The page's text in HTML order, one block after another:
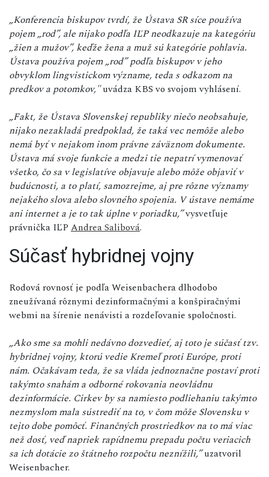
„Konferencia biskupov tvrdí, že Ústava SR síce používa
pojem „rod”, ale nijako podľa IĽP neodkazuje na kategóriu
„žien a mužov”, keďže žena a muž sú kategórie pohlavia.
Ústava používa pojem „rod” podľa biskupov v jeho
obvyklom lingvistickom význame, teda s odkazom na
predkov a potomkov,"uvádza KBS vo svojom vyhlásení.
„Fakt, že Ústava Slovenskej republiky niečo neobsahuje,
nijako nezakladá predpoklad, že taká vec nemôže alebo
nemá byť v nejakom inom právne záväznom dokumente.
Ústava má svoje funkcie a medzi tie nepatrí vymenovať
všetko, čo sa v legislatíve objavuje alebo môže objaviť v
budúcnosti, a to platí, samozrejme, aj pre rôzne významy
nejakého slova alebo slovného spojenia. V ústave nemáme
ani internet a je to tak úplne v poriadku,”vysvetľuje
právnička IĽP Andrea Salibová.
Súčasť hybridnej vojny
Rodová rovnosť je podľa Weisenbachera dlhodobo
zneužívaná rôznymi dezinformačnými a konšpiračnými
webmi na šírenie nenávisti a rozdeľovanie spoločnosti.
„Ako sme sa mohli nedávno dozvedieť, aj toto je súčasť tzv.
hybridnej vojny, ktorú vedie Kremeľ proti Európe, proti
nám. Očakávam teda, že sa vláda jednoznačne postaví proti
takýmto snahám a odborné rokovania neovládnu
dezinformácie. Cirkev by sa namiesto podliehaniu takýmto
nezmyslom mala sústrediť na to, v čom môže Slovensku v
tejto dobe pomôcť. Finančných prostriedkov na to má viac
než dosť, veď napriek rapídnemu prepadu počtu veriacich
sa ich dotácie zo štátneho rozpočtu neznížili,”uzatvoril
Weisenbacher.